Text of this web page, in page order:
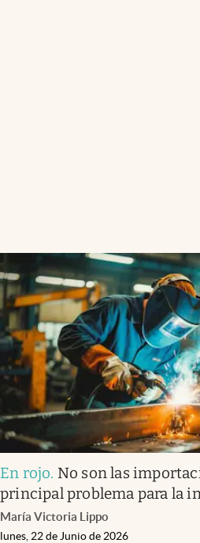
En rojo. No son las
principal problema para la
María Victoria Lippo
lunes, 22 de Junio de 2026